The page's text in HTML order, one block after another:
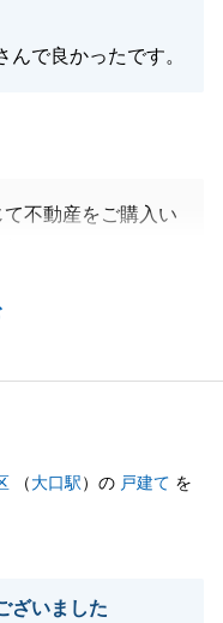
で良かったです。
不動産をご購入い
て誠にありがとうご
どもあるかと思いま
（大口駅）の 戸建て を
ざいました